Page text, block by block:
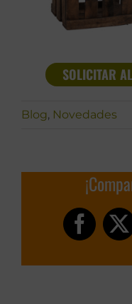
SOLICITAR
Blog, Novedades
X